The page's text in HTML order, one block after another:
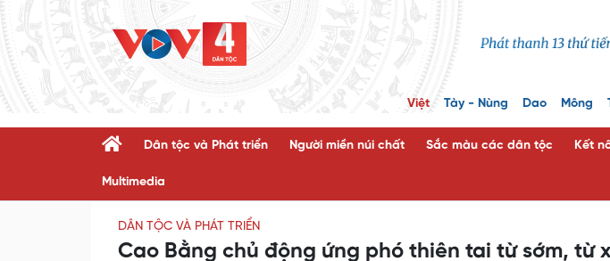
Việt Tày - Nùng Dao Mông
Dân tộc và Phát triển Người miền núi chất Sắc màu các dân tộc Kết
Multimedia
DÂN TỘC VÀ PHÁT TRIỂN
Cao Bằng chủ động ứng phó thiên tai từ sớm, từ